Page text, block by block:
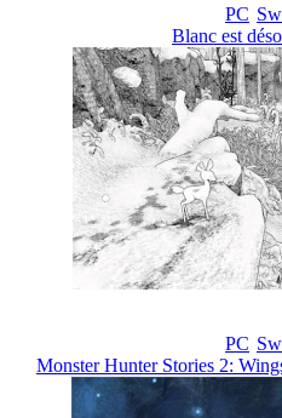
PC
Blanc est
PC
Monster Hunter Stories 2: